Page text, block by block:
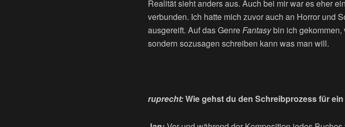
Realität sieht anders aus. Auch bei mir war es eher
verbunden. Ich hatte mich zuvor auch an Horror und
ausgereift. Auf das GenreFantasybin ich gekommen,
sondern sozusagen schreiben kann was man will.
ruprecht:Wie gehst du den Schreibprozess für